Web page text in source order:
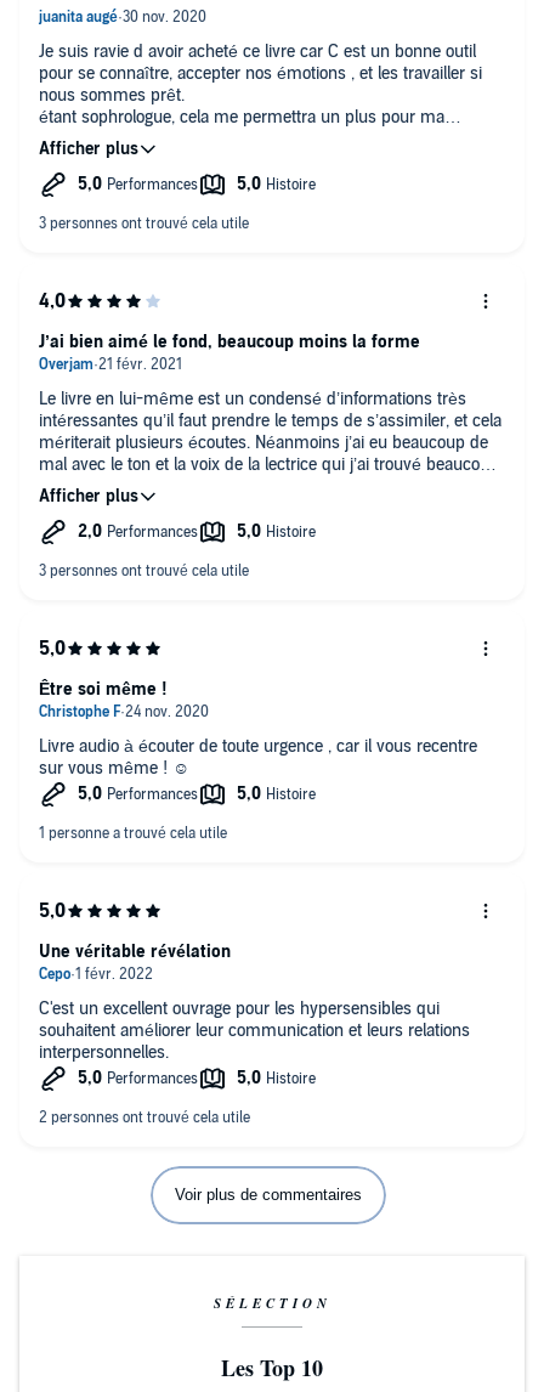
Je suis ravie d avoir acheté ce livre car C est un bonne outil
pour se connaître, accepter nos émotions , et les travailler si
nous sommes prêt.
étant sophrologue, cela me permettra un plus pour ma
profession et moi même bien sûr.
Le livre en lui-même est un condensé d’informations très
intéressantes qu’il faut prendre le temps de s’assimiler, et cela
mériterait plusieurs écoutes. Néanmoins j’ai eu beaucoup de
mal avec le ton et la voix de la lectrice qui j’ai trouvé beaucoup
trop monocorde et répétitif. Ça manquait cruellement
d’entrain, de dynamisme, ce qui pour un titre sur les émotions,
est vraiment dommage.
J’ai bien aimé le fond, beaucoup moins la forme
Livre audio à écouter de toute urgence , car il vous recentre
sur vous même ! ☺
Être soi même !
C'est un excellent ouvrage pour les hypersensibles qui
souhaitent améliorer leur communication et leurs relations
interpersonnelles.
Une véritable révélation
Voir plus de commentaires
SÉLECTION
Les Top 10